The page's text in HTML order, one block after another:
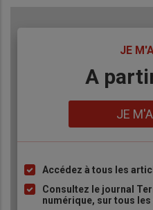
JE
A
JE
Liste
à
puce
Accédez à tous les
Consultez le journal
numérique, sur tous